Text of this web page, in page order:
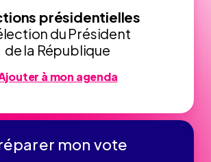
présidentielles
du Président
de la République
à mon agenda
mon vote